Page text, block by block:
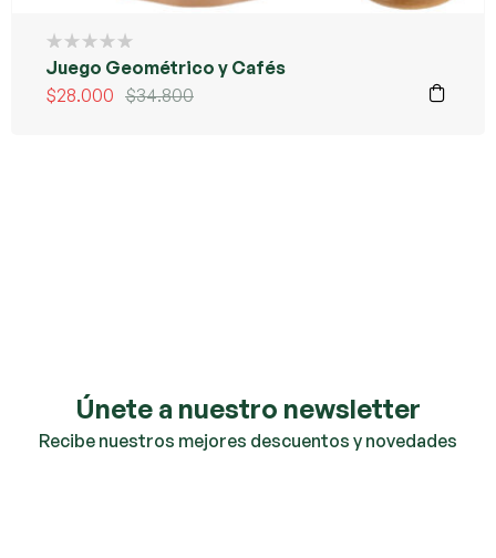
Juego Geométrico y Cafés
$34.800
$28.000
Únete a nuestro newsletter
Recibe nuestros mejores descuentos y novedades